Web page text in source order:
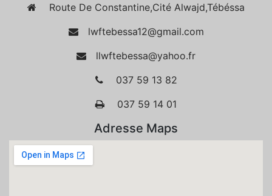
Route De Constantine,Cité Alwajd,Tébéssa
lwftebessa12@gmail.com
llwftebessa@yahoo.fr
037 59 13 82
037 59 14 01
Adresse Maps